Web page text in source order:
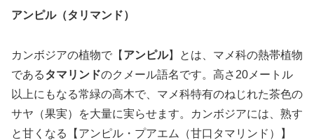
アンピル（タリマンド）
カンボジアの植物で【 アンピル】とは、マメ科の熱帯植物
であるタマリンドのクメール語名です。高さ20メートル
以上にもなる常緑の高木で、マメ科特有のねじれた茶色の
サヤ（果実）を大量に実らせます。カンボジアには、熟す
と甘くなる【アンピル・プアエム（甘口タマリンド）】